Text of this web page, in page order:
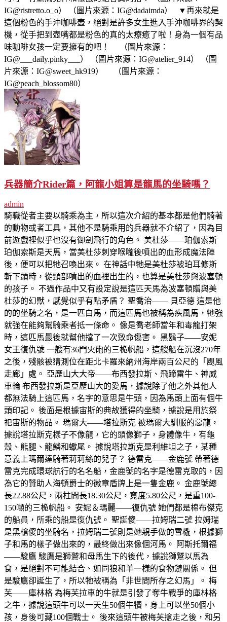
IG@ristretto.o _o） （圖片來源：IG@dadaimda） ▼再來就是
這個粉色的手沖咖啡壺，絕對是許多女生進入手沖咖啡界的契
機，從手把到壺嘴都是粉色的真的太療癒了啦！身為一個有品
味咖啡女孩一定要擁有的吧！ （圖片來源：
IG@___daily.pinky___） （圖片來源：IG@atelier_914） （圖
片來源：IG@sweet_hk919） （圖片來源：
IG@peach_blossom80）
兵器簡介Rider篇，阿龍小姐算是龍馬的坐騎嗎？
admin
騎職從者主要以騎乘為主，所以這次介紹的基本都是他們騎著
的動物或者工具，其他不是騎乘用的兵器就不介紹了，因為目
前遊戲裡似乎也沒有御劍飛行的角色。 美杜莎——珀伽索斯
珀伽索斯是天馬，當美杜莎刺穿喉嚨後噴出的血形成魔法陣
後，便可以把牠召喚出來。 在神話中牠是美杜莎被珀耳修斯
斬下頭時，從頸部噴出的血裡出生的，也算是美杜莎與波塞頓
的孩子。 不過作品中又有設定說是這匹天馬為波塞頓贈與美
杜莎的幻獸，感覺似乎有點矛盾？ 聖喬治—— 貝亞德 這是他
的的坐騎之名，是一匹白馬，而這匹馬也被稱為疾風馬，牠強
就強在能夠幫騎乘者抵一條命。 像是喬老師當年和毒龍打架
時，這匹馬最後就幫他擋了一次致命傷害。 黑鬍子——安妮
女王復仇號 一艘有36門火砲的三桅帆船，這艘船在沉沒270年
之後，殘骸被猜測位在距北卡羅來納州海岸兩百公尺的「颶風
走廊」處。 亞歷山大大帝——布西發拉斯、飛蹄雷牛、神威
車輪 布西發拉斯是亞歷山大的愛馬，據說除了他之外其他人
都無法騎上這匹馬，名字的意思是牛頭，因為馬頭上面有個牛
頭印記。 後面是根據宙斯的典故獲得的坐騎，據說是用於祭
祀宙斯的物品。 瑪爾大——塔拉斯克 被瑪爾大馴服的惡龍，
據說塔拉斯克樣子不像龍，它的頭像獅子，身體像牛，有龜
殼、熊腿、龍鱗和蠍尾。 據說塔拉斯克是利維坦之子，某種
意義上瑪爾達騎著莉莉絲的兒子？ 德雷克——金鹿號 帶著德
雷克完成環球航行的名名船，金鹿號的名字是德雷克取的，因
為它的贊助人海頓爵士的徽章盾牌上是一隻金鹿。 金鹿號總
長22.88公尺，兩柱間長18.30公尺，寬度5.80公尺，是重100-
150噸的三桅帆船。 安妮＆瑪麗——復仇號 她們都是棉布傑克
的船員，所乘的船是復仇號。 聖誕傻——拉姆瑞二號 拉姆瑞
是黑槍傻的坐騎名，拉姆瑞二號則是她親手做的雪橇，根據獅
子和馬的樣子做出來的，最終做出來像個河馬。 阿斯托爾福
——駿鷹 駿鷹是獅鷲和母馬生下的後代，據說獅鷲以馬為
食，是絕對不可能結合、如同狼和羊一樣的食物鏈關係。 但
是駿鷹卻誕生了，所以牠被稱為「非世間所存之幻馬」。 梅
芙——庫林格 為梅芙拉車的牛就是引發了奪牛戰爭的庫林格
之牛，據說這頭牛可以一天生50個牛犢，身上可以坐50個小
孩，身後可藏100個戰士。 後來這頭牛被梅芙搶走之後，和另